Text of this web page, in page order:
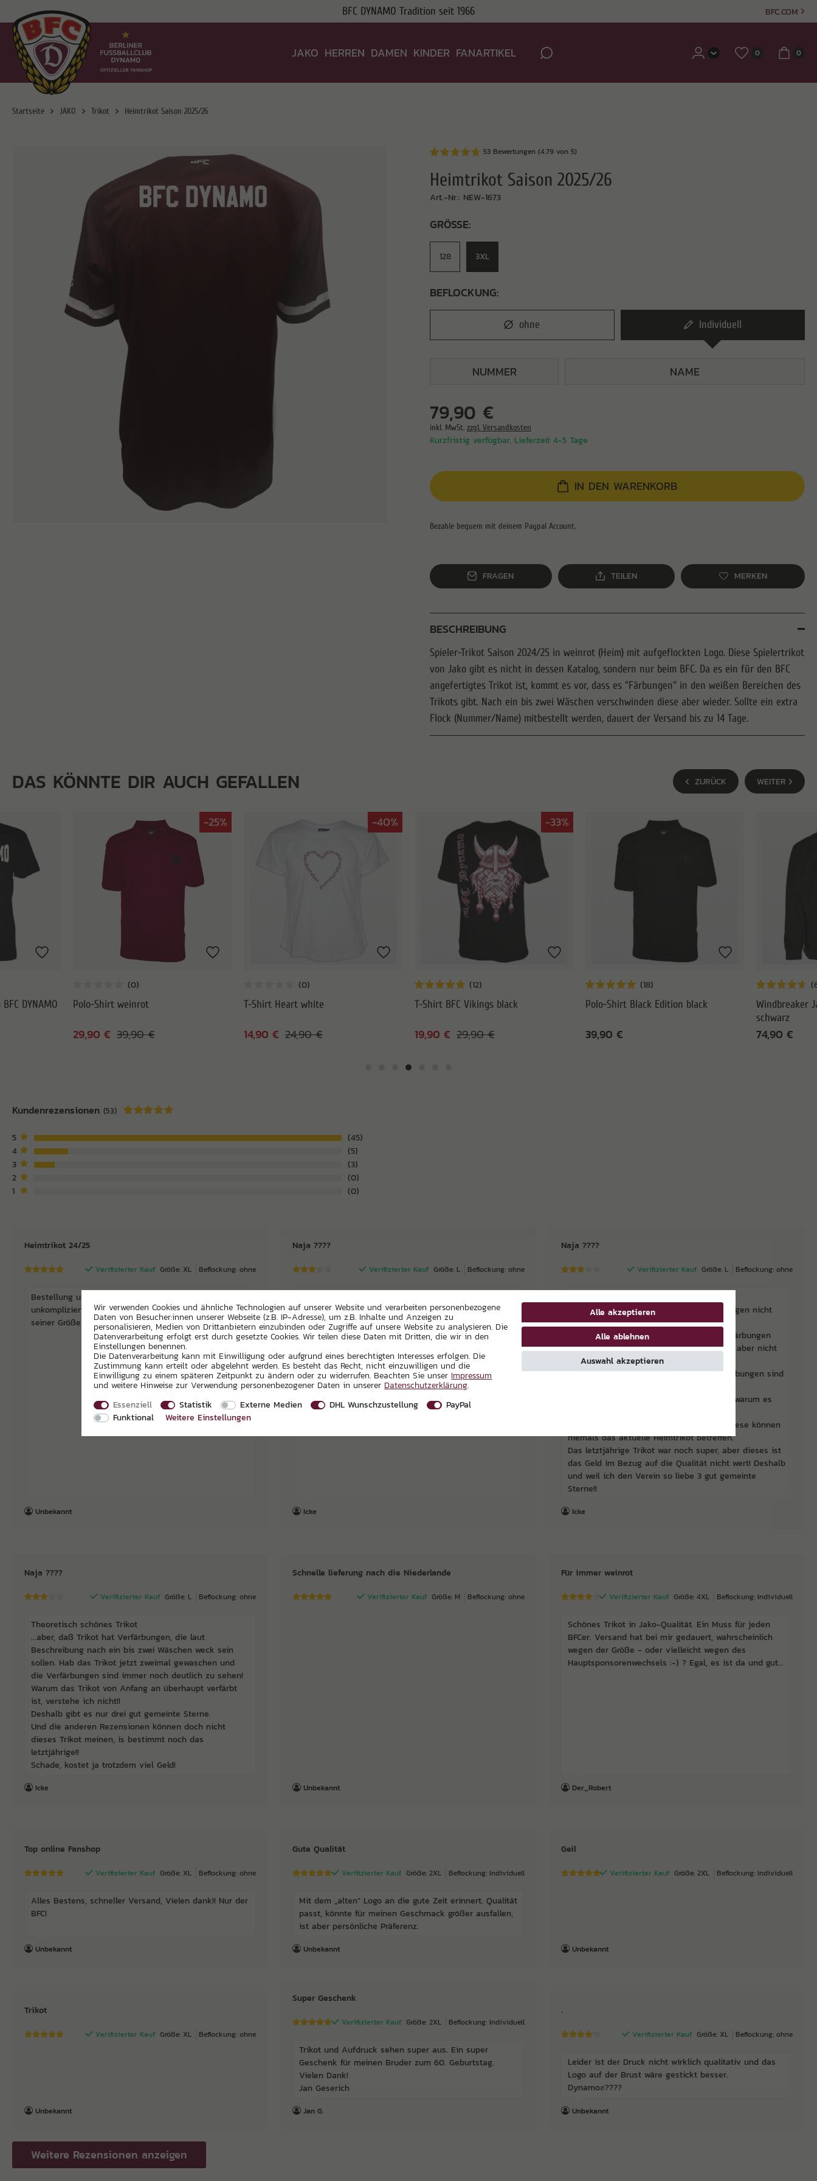
BFC DYNAMO Tradition seit 1966 BFC.COM
JAKO HERREN DAMEN KINDER FANARTIKEL 0 0
Startseite JAKO Trikot Heimtrikot Saison 2025/26
53 Bewertungen (4.79 von 5)
Heimtrikot Saison 2025/26
Art.-Nr.: NEW-1673
GRÖSSE:
128 3XL
BEFLOCKUNG:
ohne Individuell
79,90 €
inkl. MwSt. zzgl. Versandkosten
Kurzfristig verfügbar, Lieferzeit 4-5 Tage
IN DEN WARENKORB
FRAGEN TEILEN MERKEN
BESCHREIBUNG
Spieler-Trikot Saison 2024/25 in weinrot (Heim) mit aufgeflockten Logo. Diese Spielertrikot
von Jako gibt es nicht in dessen Katalog, sondern nur beim BFC. Da es ein für den BFC
angefertigtes Trikot ist, kommt es vor, dass es "Färbungen" in den weißen Bereichen des
Trikots gibt. Nach ein bis zwei Wäschen verschwinden diese aber wieder. Sollte ein extra
Flock (Nummer/Name) mitbestellt werden, dauert der Versand bis zu 14 Tage.
DAS KÖNNTE DIR AUCH GEFALLEN ZURÜCK WEITER
DYNAMO
-25%
Polo-Shirt weinrot
39,90 €
29,90 €
-40%
T-Shirt Heart white
24,90 €
14,90 €
-33%
T-Shirt BFC Vikings black
29,90 €
19,90 €
Polo-Shirt Black Edition black
39,90 €
Windbreaker
schwarz
74,90 €
Kundenrezensionen (53)
5
45
4
5
3
3
2
0
1
0
Heimtrikot 24/25
Verifizierter Kauf Größe: XL Beflockung: ohne
Bestellung und Lieferung gingen schnell und
unkompliziert über die Bühne. Das Trikot entspricht
seiner Größe und ist optisch ein Genuss!
Unbekannt
Naja ????
Verifizierter Kauf Größe: L Beflockung: ohne
weißen Teilen wie beschrieben nach ein bis zwei
wäschen weck wären.
Ist aber nicht der Fall. Nach zwei Wäschen sind die
gibt es überhaupt diese Verfärbungen??
Qualitätsmangel von "JAKO"??
Deshalb nur drei gut gemeinte Sterne!
Kostet ja trotzdem viel Geld.
Würde es in dieser Qualität nicht nochmal kaufen!
Icke
Naja ????
Verifizierter Kauf Größe: L Beflockung: ohne
Trikot wäre auch okay, wenn die Verfärbungen nicht
wären.
Laut Produktbeschreibung sollten die Verfärbungen
nach ein bis zwei Wäschen weck sein, was aber nicht
der Fall ist.
Hab es zweimal gewaschen und die Verfärbungen sind
Ich kaufe viele Trikots und verstehe nicht warum es
Und die ganzen Rezensionen die ich hier lese können
niemals das aktuelle Heimtrikot betreffen.
Das letztjährige Trikot war noch super, aber dieses ist
das Geld im Bezug auf die Qualität nicht wert! Deshalb
und weil ich den Verein so liebe 3 gut gemeinte
Sterne!!
Icke
Naja ????
Verifizierter Kauf Größe: L Beflockung: ohne
Theoretisch schönes Trikot
...aber, daß Trikot hat Verfärbungen, die laut
Beschreibung nach ein bis zwei Wäschen weck sein
sollen. Hab das Trikot jetzt zweimal gewaschen und
die Verfärbungen sind immer noch deutlich zu sehen!
Warum das Trikot von Anfang an überhaupt verfärbt
ist, verstehe ich nicht!!
Deshalb gibt es nur drei gut gemeinte Sterne.
Und die anderen Rezensionen können doch nicht
dieses Trikot meinen, is bestimmt noch das
letztjährige!!
Schade, kostet ja trotzdem viel Geld!
Icke
Schnelle lieferung nach die Niederlande
Verifizierter Kauf Größe: M Beflockung: ohne
Unbekannt
Für immer weinrot
Verifizierter Kauf Größe: 4XL Beflockung: Individuell
Schönes Trikot in Jako-Qualität. Ein Muss für jeden
BFCer. Versand hat bei mir gedauert, wahrscheinlich
wegen der Größe - oder vielleicht wegen des
Hauptsponsorenwechsels :-) ? Egal, es ist da und gut...
Der_Robert
Top online Fanshop
Verifizierter Kauf Größe: XL Beflockung: ohne
Alles Bestens, schneller Versand, Vielen dank!! Nur der
BFC!
Unbekannt
Gute Qualität
Verifizierter Kauf Größe: 2XL Beflockung: Individuell
Mit dem „alten“ Logo an die gute Zeit erinnert. Qualität
passt, könnte für meinen Geschmack größer ausfallen,
ist aber persönliche Präferenz.
Unbekannt
Geil
Verifizierter Kauf Größe: 2XL Beflockung: Individuell
Unbekannt
Trikot
Verifizierter Kauf Größe: XL Beflockung: ohne
Unbekannt
Super Geschenk
Verifizierter Kauf Größe: 2XL Beflockung: Individuell
Trikot und Aufdruck sehen super aus. Ein super
Geschenk für meinen Bruder zum 60. Geburtstag.
Vielen Dank!
Jan Geserich
Jan G.
.
Verifizierter Kauf Größe: XL Beflockung: ohne
Leider ist der Druck nicht wirklich qualitativ und das
Logo auf der Brust wäre gestickt besser.
Dynamo✊????
Unbekannt
Weitere Rezensionen anzeigen
Wir verwenden Cookies und ähnliche Technologien auf unserer Website und verarbeiten personenbezogene
Daten von Besucher:innen unserer Webseite (z.B. IP-Adresse), um z.B. Inhalte und Anzeigen zu
personalisieren, Medien von Drittanbietern einzubinden oder Zugriffe auf unsere Website zu analysieren. Die
Datenverarbeitung erfolgt erst durch gesetzte Cookies. Wir teilen diese Daten mit Dritten, die wir in den
Einstellungen benennen.
Die Datenverarbeitung kann mit Einwilligung oder aufgrund eines berechtigten Interesses erfolgen. Die
Zustimmung kann erteilt oder abgelehnt werden. Es besteht das Recht, nicht einzuwilligen und die
Einwilligung zu einem späteren Zeitpunkt zu ändern oder zu widerrufen. Beachten Sie unser Impressum
und weitere Hinweise zur Verwendung personenbezogener Daten in unserer Daten­schutz­erklärung.
Essenziell
Statistik Externe Medien DHL Wunschzustellung
PayPal
Funktional
Weitere Einstellungen
Alle akzeptieren
Alle ablehnen
Auswahl akzeptieren